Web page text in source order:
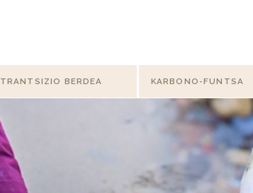
TRANTSIZIO BERDEA KARBONO-FUNTSA